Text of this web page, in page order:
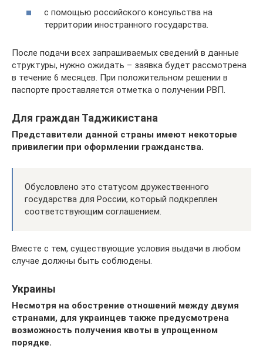
с помощью российского консульства на
территории иностранного государства.
После подачи всех запрашиваемых сведений в данные
структуры, нужно ожидать – заявка будет рассмотрена
в течение 6 месяцев. При положительном решении в
паспорте проставляется отметка о получении РВП.
Для граждан Таджикистана
Представители данной страны имеют некоторые
привилегии при оформлении гражданства.
Обусловлено это статусом дружественного
государства для России, который подкреплен
соответствующим соглашением.
Вместе с тем, существующие условия выдачи в любом
случае должны быть соблюдены.
Украины
Несмотря на обострение отношений между двумя
странами, для украинцев также предусмотрена
возможность получения квоты в упрощенном
порядке.